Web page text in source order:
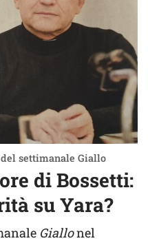
settimanale Giallo
di Bossetti:
su Yara?
Giallonel